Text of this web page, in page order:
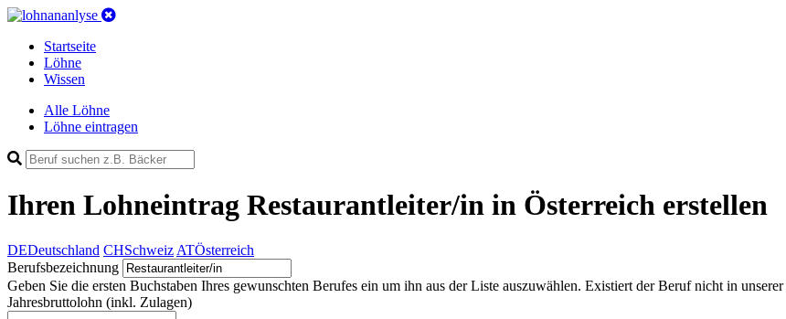
Startseite
Löhne
Wissen
Alle Löhne
Löhne eintragen
Ihren Lohneintrag Restaurantleiter/in in Österreich erstellen
DEDeutschland CHSchweiz ATÖsterreich
Berufsbezeichnung
Geben Sie die ersten Buchstaben Ihres gewunschten Berufes ein um ihn aus der Liste auszuwählen. Existiert der Beruf nicht in
Jahresbruttolohn (inkl. Zulagen)